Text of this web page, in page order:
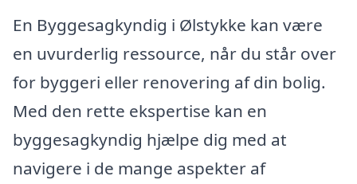
En Byggesagkyndig i Ølstykke kan være
en uvurderlig ressource, når du står over
for byggeri eller renovering af din bolig.
Med den rette ekspertise kan en
byggesagkyndig hjælpe dig med at
navigere i de mange aspekter af